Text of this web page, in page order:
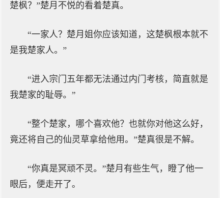
楚枫？”楚月不悦的看着楚真。
“一家人？楚月姐你应该知道，这楚枫根本就不
是我楚家人。”
“进入宗门五年都无法通过内门考核，简直就是
我楚家的耻辱。”
“整个楚家，哪个喜欢他？也就你对他这么好，
竟还将自己的仙灵草拿给他用。”楚真很是不解。
“你真是冥顽不灵。”楚月有些生气，瞪了他一
眼后，便走开了。